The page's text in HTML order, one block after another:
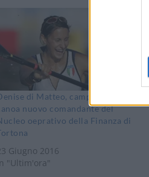
di Matteo, campionessa di
nuovo comandante del
oeprativo della Finanza di
Giugno 2016
In "Ultim'ora"